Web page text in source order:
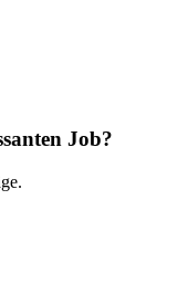
Job?